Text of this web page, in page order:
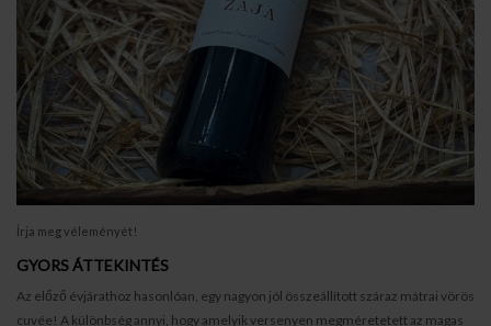
Írja meg véleményét!
GYORS ÁTTEKINTÉS
Az előző évjárathoz hasonlóan, egy nagyon jól összeállított száraz mátrai vörös
cuvée! A különbség annyi, hogy amelyik versenyen megméretetett az magas